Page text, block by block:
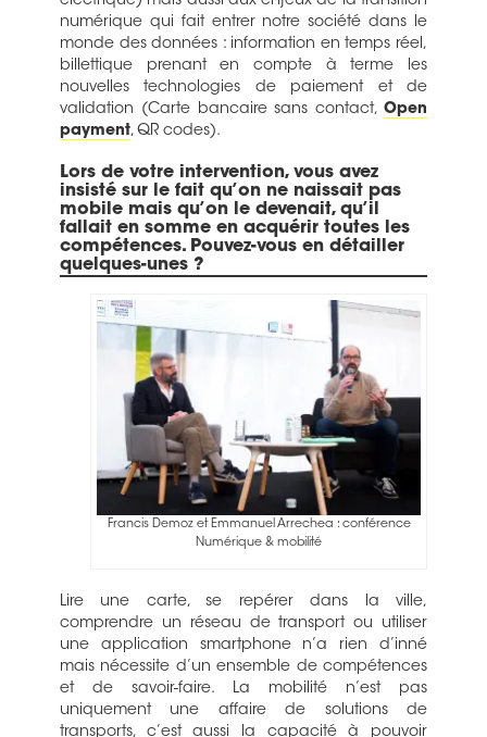
numérique qui fait entrer notre société dans le
monde des données : information en temps réel,
billettique prenant en compte à terme les
nouvelles technologies de paiement et de
validation (Carte bancaire sans contact, Open
payment, QR codes).
Lors de votre intervention, vous avez
insisté sur le fait qu’on ne naissait pas
mobile mais qu’on le devenait, qu’il
fallait en somme en acquérir toutes les
compétences. Pouvez-vous en détailler
quelques-unes ?
Francis Demoz et Emmanuel Arrechea : conférence
Numérique & mobilité
Lire une carte, se repérer dans la ville,
comprendre un réseau de transport ou utiliser
une application smartphone n’a rien d’inné
mais nécessite d’un ensemble de compétences
et de savoir-faire. La mobilité n’est pas
uniquement une affaire de solutions de
transports, c’est aussi la capacité à pouvoir